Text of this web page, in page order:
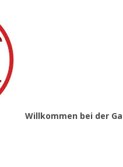
Willkommen bei der